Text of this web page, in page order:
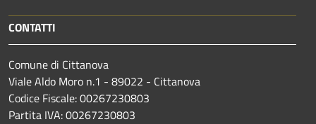
CONTATTI
Comune di Cittanova
Viale Aldo Moro n.1 - 89022 - Cittanova
Codice Fiscale: 00267230803
Partita IVA: 00267230803